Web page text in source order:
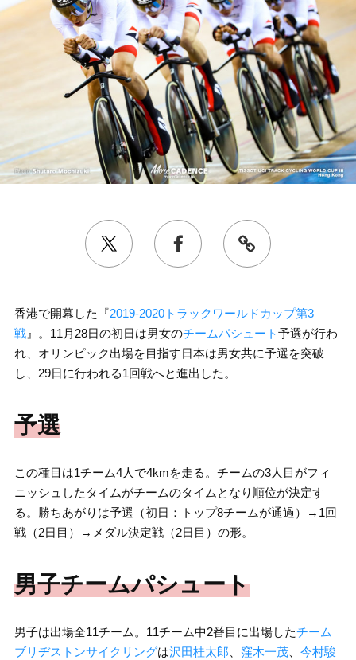
香港で開幕した『2019-2020トラックワールドカップ第3
戦』。11月28日の初日は男女のチームパシュート予選が行わ
れ、オリンピック出場を目指す日本は男女共に予選を突破
し、29日に行われる1回戦へと進出した。
予選
この種目は1チーム4人で4kmを走る。チームの3人目がフィ
ニッシュしたタイムがチームのタイムとなり順位が決定す
る。勝ちあがりは予選（初日：トップ8チームが通過）→1回
戦（2日目）→メダル決定戦（2日目）の形。
男子チームパシュート
男子は出場全11チーム。11チーム中2番目に出場したチーム
ブリヂストンサイクリングは沢田桂太郎 窪木一茂、 今村駿